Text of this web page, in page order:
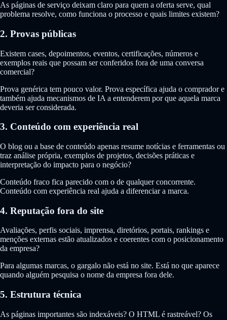
As páginas de serviço deixam claro para quem a oferta serve, qual
problema resolve, como funciona o processo e quais limites existem?
2. Provas públicas
Existem cases, depoimentos, eventos, certificações, números e
exemplos reais que possam ser conferidos fora de uma conversa
comercial?
Prova genérica tem pouco valor. Prova específica ajuda o comprador e
também ajuda mecanismos de IA a entenderem por que aquela marca
deveria ser considerada.
3. Conteúdo com experiência real
O blog ou a base de conteúdo apenas resume notícias e ferramentas ou
traz análise própria, exemplos de projetos, decisões práticas e
interpretação do impacto para o negócio?
Conteúdo fraco fica parecido com o de qualquer concorrente.
Conteúdo com experiência real ajuda a diferenciar a marca.
4. Reputação fora do site
Avaliações, perfis sociais, imprensa, diretórios, portais, rankings e
menções externas estão atualizados e coerentes com o posicionamento
da empresa?
Para algumas marcas, o gargalo não está no site. Está no que aparece
quando alguém pesquisa o nome da empresa fora dele.
5. Estrutura técnica
As páginas importantes são indexáveis? O HTML é rastreável? Os